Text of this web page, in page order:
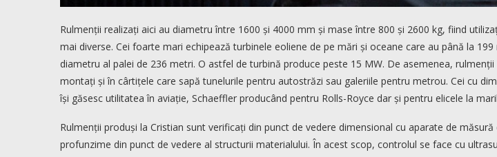
Rulmenții realizați aici au diametru între 1600 și 4000 mm și mase între 800 și 2600 kg, fiind
mai diverse. Cei foarte mari echipează turbinele eoliene de pe mări și oceane care au până la
diametru al palei de 236 metri. O astfel de turbină produce peste 15 MW. De asemenea,
montați și în cârtițele care sapă tunelurile pentru autostrăzi sau galeriile pentru metrou. Cei cu
își găsesc utilitatea în aviație, Schaeffler producând pentru Rolls-Royce dar și pentru elicele la
Rulmenții produși la Cristian sunt verificați din punct de vedere dimensional cu aparate de măsură
profunzime din punct de vedere al structurii materialului. În acest scop, controlul se face cu